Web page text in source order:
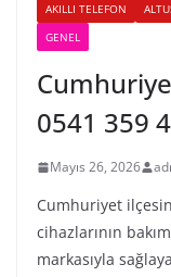
AKILLI TELEFON
GENEL
0541 359
Mayıs 26, 2026
Cumhuriyet
cihazlarının
markasıyla